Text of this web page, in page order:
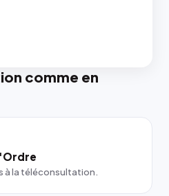
comme en
à la téléconsultation.